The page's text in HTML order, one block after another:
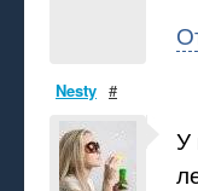
Nesty #
У